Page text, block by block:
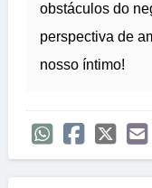
obstáculos do
perspectiva de
nosso íntimo!